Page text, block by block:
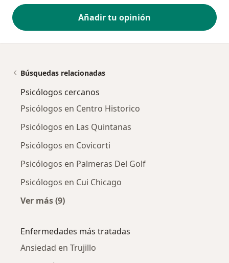
Añadir tu opinión
Búsquedas relacionadas
Psicólogos cercanos
Psicólogos en Centro Historico
Psicólogos en Las Quintanas
Psicólogos en Covicorti
Psicólogos en Palmeras Del Golf
Psicólogos en Cui Chicago
Ver más (9)
Enfermedades más tratadas
Ansiedad en Trujillo